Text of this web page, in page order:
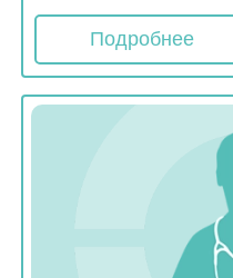
Подробнее